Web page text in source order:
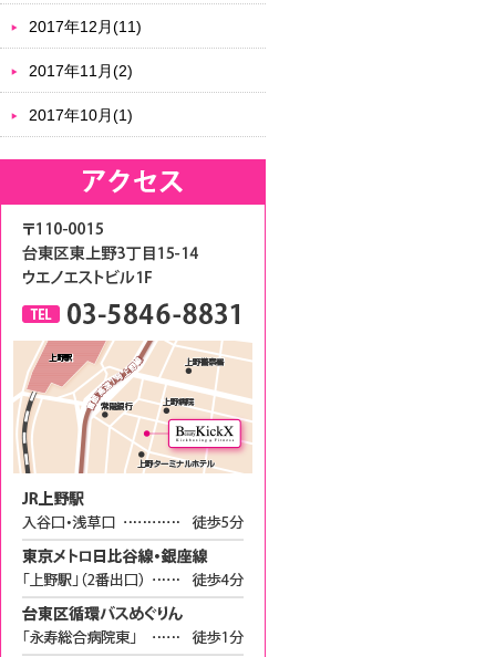
2017年12月(11)
2017年11月(2)
2017年10月(1)